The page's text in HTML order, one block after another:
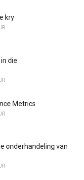
kry
die
Metrics
onderhandeling van